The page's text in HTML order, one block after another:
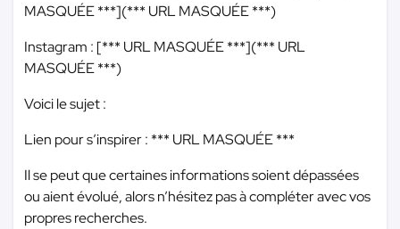
MASQUÉE ***](*** URL MASQUÉE ***)
Instagram : [*** URL MASQUÉE ***](*** URL
MASQUÉE ***)
Voici le sujet :
Lien pour s’inspirer : *** URL MASQUÉE ***
Il se peut que certaines informations soient dépassées
ou aient évolué, alors n’hésitez pas à compléter avec vos
propres recherches.